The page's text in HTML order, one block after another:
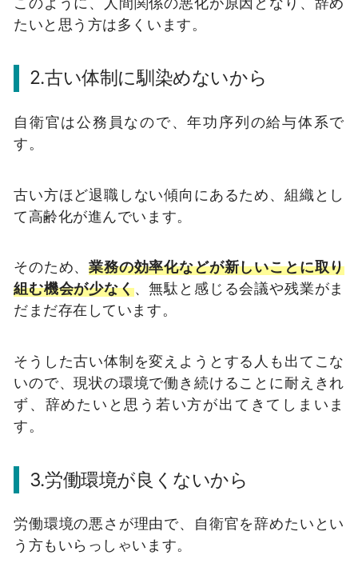
たいと思う方は多くいます。
2.古い体制に馴染めないから
自衛官は公務員なので、年功序列の給与体系で
す。
古い方ほど退職しない傾向にあるため、組織とし
て高齢化が進んでいます。
そのため、業務の効率化などが新しいことに取り
組む機会が少なく、無駄と感じる会議や残業がま
だまだ存在しています。
そうした古い体制を変えようとする人も出てこな
いので、現状の環境で働き続けることに耐えきれ
ず、辞めたいと思う若い方が出てきてしまいま
す。
3.労働環境が良くないから
労働環境の悪さが理由で、自衛官を辞めたいとい
う方もいらっしゃいます。